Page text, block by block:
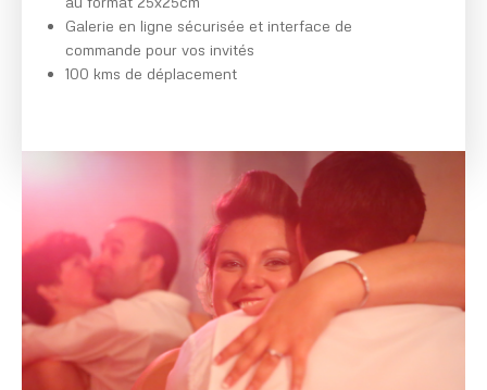
Galerie en ligne sécurisée et interface de
commande pour vos invités
100 kms de déplacement